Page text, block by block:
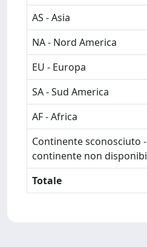
AS - Asia
NA - Nord America
EU - Europa
SA - Sud America
AF - Africa
Continente sconosciuto
continente non
Totale